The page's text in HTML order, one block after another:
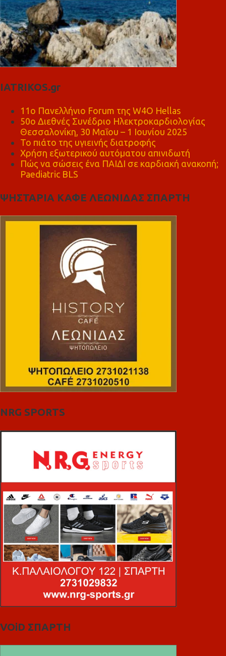
IATRIKOS.gr
11ο Πανελλήνιο Forum της W4O Hellas
50ο Διεθνές Συνέδριο Ηλεκτροκαρδιολογίας
Θεσσαλονίκη, 30 Μαΐου – 1 Ιουνίου 2025
Το πιάτο της υγιεινής διατροφής
Χρήση εξωτερικού αυτόματου απινιδωτή
Πώς να σώσεις ένα ΠΑΙΔΙ σε καρδιακή ανακοπή;
Paediatric BLS
ΨΗΣΤΑΡΙΑ ΚΑΦΕ ΛΕΩΝΙΔΑΣ ΣΠΑΡΤΗ
NRG SPORTS
VOiD ΣΠΑΡΤΗ